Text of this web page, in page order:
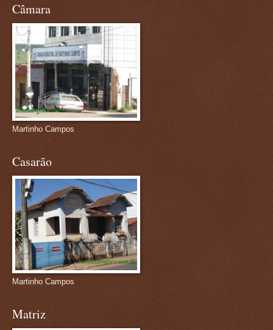
Câmara
Martinho Campos
Casarão
Martinho Campos
Matriz